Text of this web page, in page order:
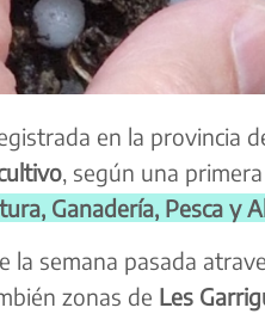
en la provincia
, según una
Ganadería, Pesca y
la semana pasada
zonas de Les